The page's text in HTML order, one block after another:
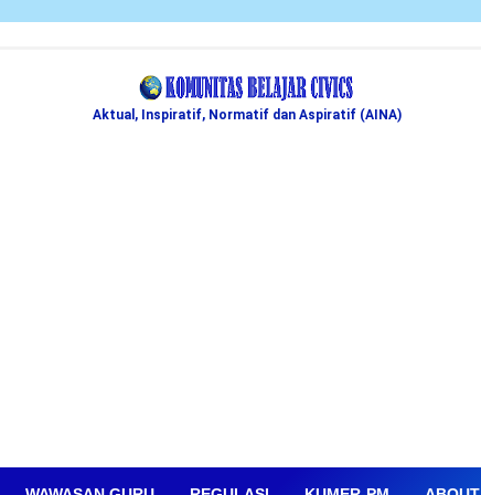
Aktual, Inspiratif, Normatif dan Aspiratif (AINA)